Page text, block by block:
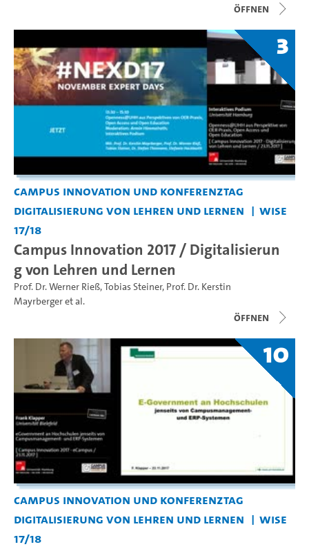
Öffnen
3
Campus Innovation und Konferenztag
Digitalisierung von Lehren und Lernen
WiSe
17/18
Campus Innovation 2017 / Digitalisierun
g von Lehren und Lernen
Prof. Dr. Werner Rieß,Tobias Steiner, Prof. Dr. Kerstin
Mayrbergeret al.
Öffnen
10
Campus Innovation und Konferenztag
Digitalisierung von Lehren und Lernen
WiSe
17/18